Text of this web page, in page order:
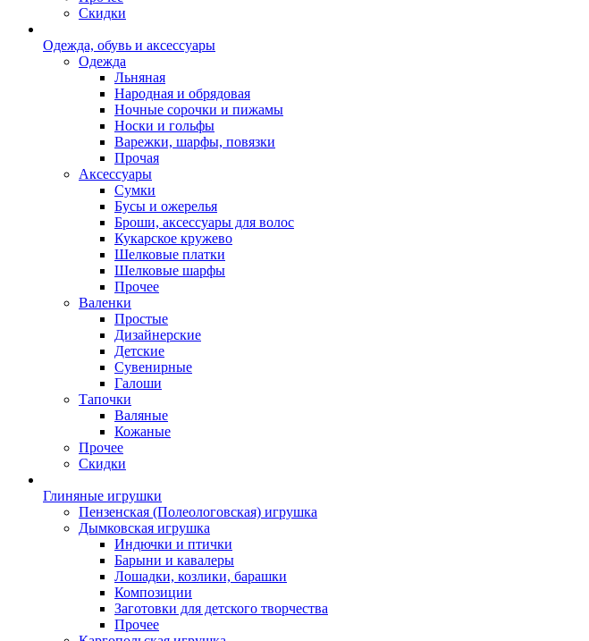
Скидки
Одежда, обувь и аксессуары
Одежда
Льняная
Народная и обрядовая
Ночные сорочки и пижамы
Носки и гольфы
Варежки, шарфы, повязки
Прочая
Аксессуары
Сумки
Бусы и ожерелья
Броши, аксессуары для волос
Кукарское кружево
Шелковые платки
Шелковые шарфы
Прочее
Валенки
Простые
Дизайнерские
Детские
Сувенирные
Галоши
Тапочки
Валяные
Кожаные
Прочее
Скидки
Глиняные игрушки
Пензенская (Полеологовская) игрушка
Дымковская игрушка
Индючки и птички
Барыни и кавалеры
Лошадки, козлики, барашки
Композиции
Заготовки для детского творчества
Прочее